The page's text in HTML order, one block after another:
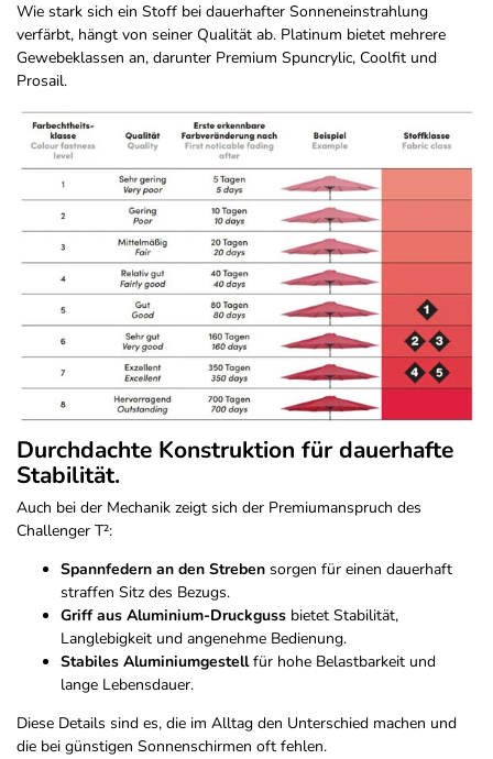
Wie stark sich ein Stoff bei dauerhafter Sonneneinstrahlung
verfärbt, hängt von seiner Qualität ab. Platinum bietet mehrere
Gewebeklassen an, darunter Premium Spuncrylic, Coolfit und
Prosail.
Durchdachte Konstruktion für dauerhafte
Stabilität.
Auch bei der Mechanik zeigt sich der Premiumanspruch des
Challenger T²:
Spannfedern an den Streben sorgen für einen dauerhaft
straffen Sitz des Bezugs.
Griff aus Aluminium-Druckguss bietet Stabilität,
Langlebigkeit und angenehme Bedienung.
Stabiles Aluminiumgestellfür hohe Belastbarkeit und
lange Lebensdauer.
Diese Details sind es, die im Alltag den Unterschied machen und
die bei günstigen Sonnenschirmen oft fehlen.